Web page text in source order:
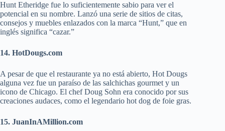
Hunt Etheridge fue lo suficientemente sabio para ver el
potencial en su nombre. Lanzó una serie de sitios de citas,
consejos y muebles enlazados con la marca “Hunt,” que en
inglés significa “cazar.”
14. HotDougs.com
A pesar de que el restaurante ya no está abierto, Hot Dougs
alguna vez fue un paraíso de las salchichas gourmet y un
icono de Chicago. El chef Doug Sohn era conocido por sus
creaciones audaces, como el legendario hot dog de foie gras.
15. JuanInAMillion.com